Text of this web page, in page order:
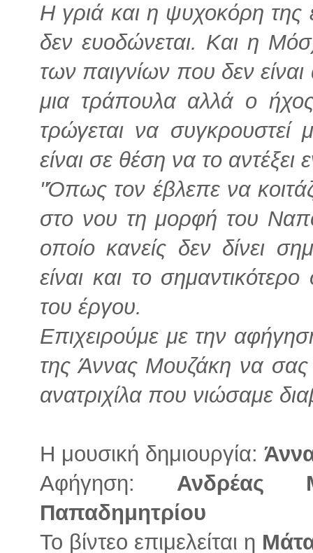
Η γριά και η ψυχοκόρη της
δεν ευοδώνεται. Και η
των παιγνίων που δεν
μια τράπουλα αλλά ο
τρώγεται να συγκρουστεί
είναι σε θέση να το αντέξει
"Όπως τον έβλεπε να
στο νου τη μορφή του
οποίο κανείς δεν δίνει
είναι και το
του έργου.
Επιχειρούμε με την
της Άννας Μουζάκη να
ανατριχίλα που νιώσαμε
Η μουσική δημιουργία:
Αφήγηση: Ανδρέας
Παπαδημητρίου
Το βίντεο επιμελείται η